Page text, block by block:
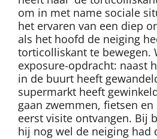
om in met name sociale
het ervaren van een diep
als het hoofd de neiging
torticolliskant te bewegen.
exposure-opdracht: naast
in de buurt heeft
supermarkt heeft
gaan zwemmen, fietsen
eerst visite ontvangen. Bij
hij nog wel de neiging had